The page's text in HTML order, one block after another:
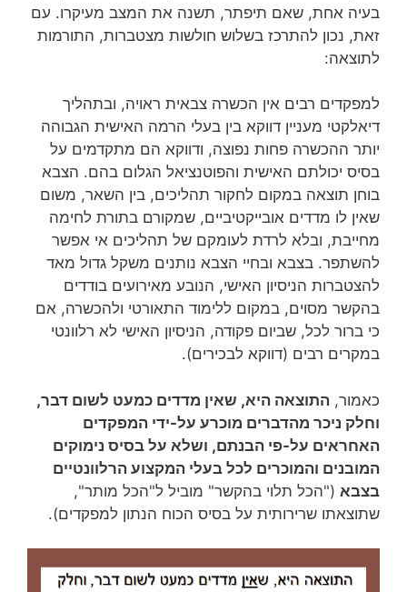
בעיה אחת, שאם תיפתר, תשנה את המצב מעיקרו. עם
זאת, נכון להתרכז בשלוש חולשות מצטברות, התורמות
לתוצאה:
למפקדים רבים אין הכשרה צבאית ראויה, ובתהליך
דיאלקטי מעניין דווקא בין בעלי הרמה האישית הגבוהה
יותר ההכשרה פחות נפוצה, ודווקא הם מתקדמים על
בסיס יכולתם האישית והפוטנציאל הגלום בהם. הצבא
בוחן תוצאה במקום לחקור תהליכים, בין השאר, משום
שאין לו מדדים אובייקטיביים, שמקורם בתורת לחימה
מחייבת, ובלא לרדת לעומקם של תהליכים אי אפשר
להשתפר. בצבא ובחיי הצבא נותנים משקל גדול מאד
להצטברות הניסיון האישי, הנובע מאירועים בודדים
בהקשר מסוים, במקום ללימוד התאורטי ולהכשרה, אם
כי ברור לכל, שביום פקודה, הניסיון האישי לא רלוונטי
במקרים רבים (דווקא לבכירים).
כאמור, התוצאה היא, שאין מדדים כמעט לשום דבר,
וחלק ניכר מהדברים מוכרע על-ידי המפקדים
האחראים על-פי הבנתם, ושלא על בסיס נימוקים
המובנים והמוכרים לכל בעלי המקצוע הרלוונטיים
בצבא ("הכל תלוי בהקשר" מוביל ל"הכל מותר",
שתוצאתו שרירותית על בסיס הכוח הנתון למפקדים).